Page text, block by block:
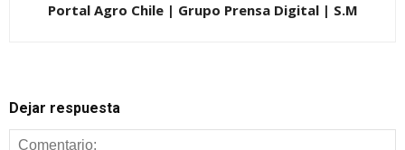
Portal Agro Chile | Grupo Prensa Digital | S.M
Dejar respuesta